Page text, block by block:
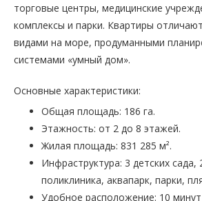
торговые центры, медицинские
комплексы и парки. Квартиры
видами на море, продуманными
системами «умный дом».
Основные характеристики:
Общая площадь: 186 га.
Этажность: от 2 до 8 этажей.
Жилая площадь: 831 285 м².
Инфраструктура: 3 детских
поликлиника, аквапарк, парки,
Удобное расположение: 10